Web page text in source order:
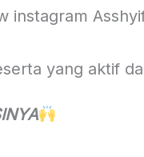
instagram
yang aktif